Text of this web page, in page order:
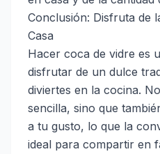
Conclusión: Disfruta de
Casa
Hacer coca de vidre es
disfrutar de un dulce
diviertes en la cocina.
sencilla, sino que
a tu gusto, lo que la
ideal para compartir en